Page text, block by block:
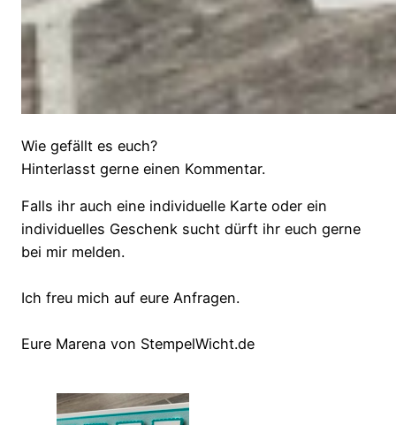
Wie gefällt es euch?
Hinterlasst gerne einen Kommentar.
Falls ihr auch eine individuelle Karte oder ein
individuelles Geschenk sucht dürft ihr euch gerne
bei mir melden.
Ich freu mich auf eure Anfragen.
Eure Marena von StempelWicht.de